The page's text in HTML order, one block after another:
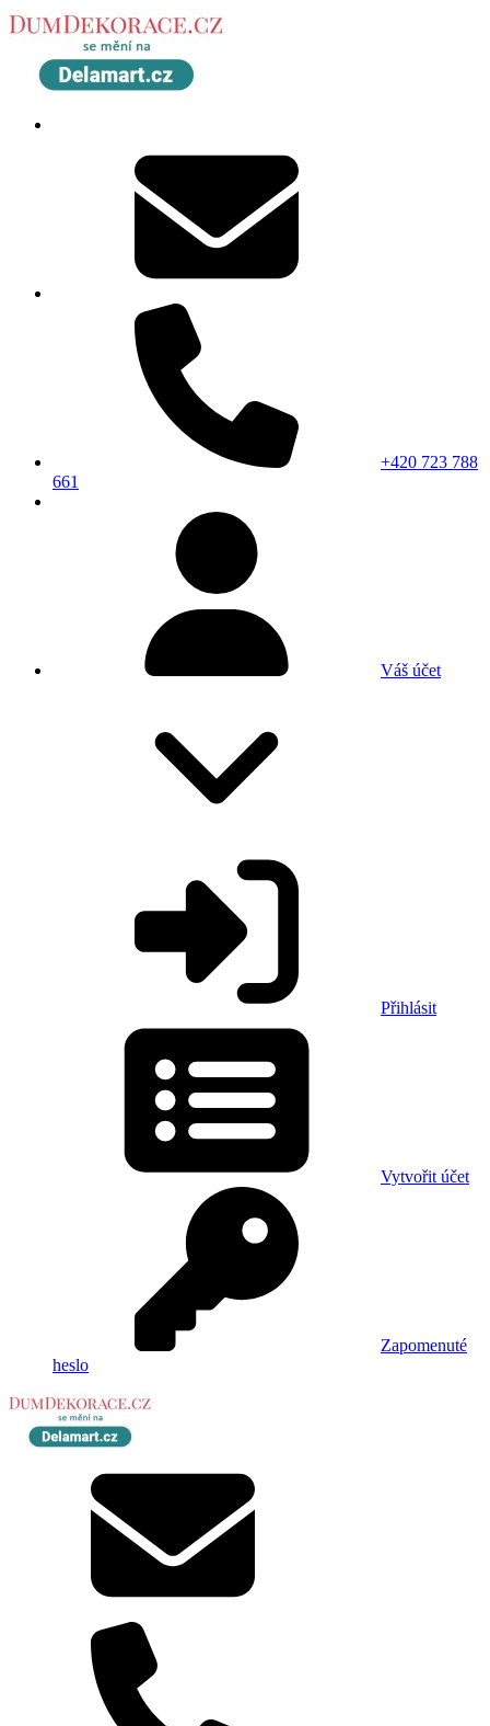
+420 723 788
661
Váš účet
Přihlásit
Vytvořit účet
Zapomenuté
heslo